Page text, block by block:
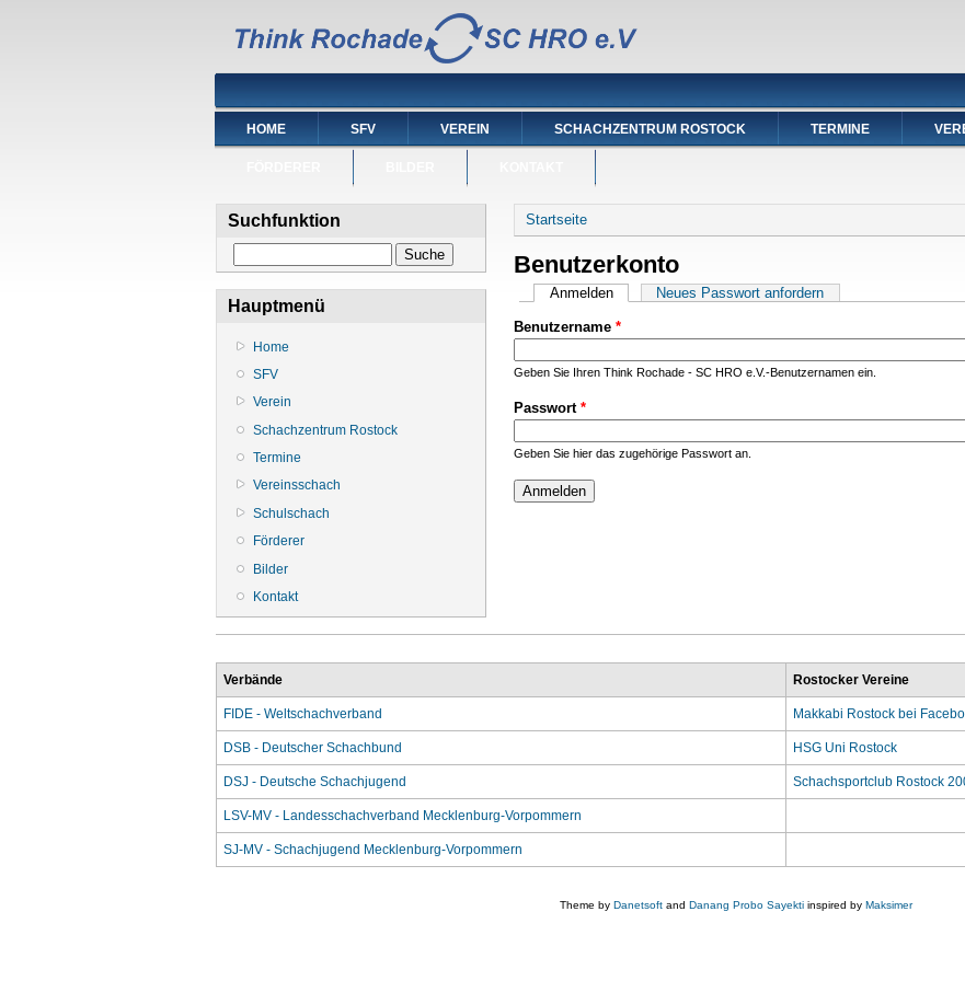
HOME SFV VEREIN SCHACHZENTRUM ROSTOCK TERMINE
Suchfunktion
Hauptmenü
Home
SFV
Verein
Schachzentrum Rostock
Termine
Vereinsschach
Schulschach
Förderer
Bilder
Kontakt
Sie sind hier
Startseite
Benutzerkonto
Haupt-Reiter
Anmelden(aktiver Reiter)
Neues Passwort anfordern
Benutzername *
Geben Sie Ihren Think Rochade - SC HRO e.V.-Benutzernamen ein.
Passwort *
Geben Sie hier das zugehörige Passwort an.
Verbände Rostocker Vereine
FIDE - Weltschachverband Makkabi Rostock bei
DSB - Deutscher Schachbund HSG Uni Rostock
DSJ - Deutsche Schachjugend Schachsportclub Rostock
LSV-MV - Landesschachverband Mecklenburg-Vorpommern
SJ-MV - Schachjugend Mecklenburg-Vorpommern
Theme by Danetsoft and Danang Probo Sayekti inspired by Maksimer